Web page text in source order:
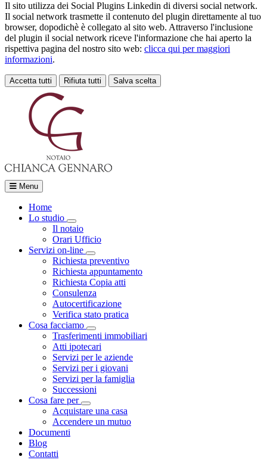
Il sito utilizza dei Social Plugins Linkedin di diversi social network.
Il social network trasmette il contenuto del plugin direttamente al tuo
browser, dopodichè è collegato al sito web. Attraverso l'inclusione
del plugin il social network riceve l'informazione che hai aperto la
rispettiva pagina del nostro sito web: clicca qui per maggiori
informazioni.
Accetta tutti Rifiuta tutti Salva scelta
Menu
Home
Lo studio
Toggle Dropdown
Il notaio
Orari Ufficio
Servizi on-line
Toggle Dropdown
Richiesta preventivo
Richiesta appuntamento
Richiesta Copia atti
Consulenza
Autocertificazione
Verifica stato pratica
Cosa facciamo
Toggle Dropdown
Trasferimenti immobiliari
Atti ipotecari
Servizi per le aziende
Servizi per i giovani
Servizi per la famiglia
Successioni
Cosa fare per
Toggle Dropdown
Acquistare una casa
Accendere un mutuo
Documenti
Blog
Contatti